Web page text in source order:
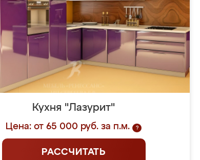
Кухня "Лазурит"
Цена: от 65 000 руб. за п.м. ?
РАССЧИТАТЬ